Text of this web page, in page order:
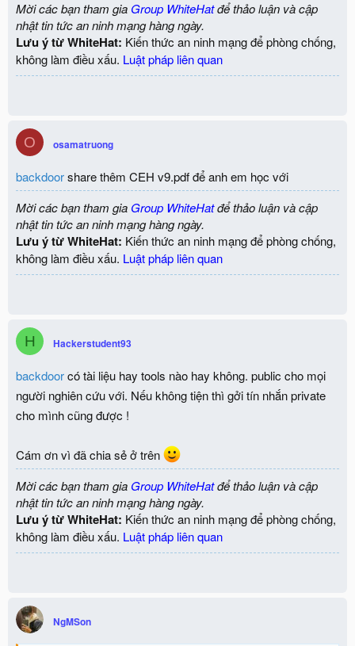
:
Mời các bạn tham gia Group WhiteHatđể thảo luận và cập
nhật tin tức an ninh mạng hàng ngày.
Lưu ý từ WhiteHat: Kiến thức an ninh mạng để phòng chống,
không làm điều xấu. Luật pháp liên quan
O osamatruong
backdoorshare thêm CEH v9.pdf để anh em học với
Mời các bạn tham gia Group WhiteHatđể thảo luận và cập
nhật tin tức an ninh mạng hàng ngày.
Lưu ý từ WhiteHat: Kiến thức an ninh mạng để phòng chống,
không làm điều xấu. Luật pháp liên quan
H Hackerstudent93
backdoorcó tài liệu hay tools nào hay không. public cho mọi
người nghiên cứu với. Nếu không tiện thì gởi tín nhắn private
cho mình cũng được !
Cám ơn vì đã chia sẻ ở trên
Mời các bạn tham gia Group WhiteHatđể thảo luận và cập
nhật tin tức an ninh mạng hàng ngày.
Lưu ý từ WhiteHat: Kiến thức an ninh mạng để phòng chống,
không làm điều xấu. Luật pháp liên quan
NgMSon